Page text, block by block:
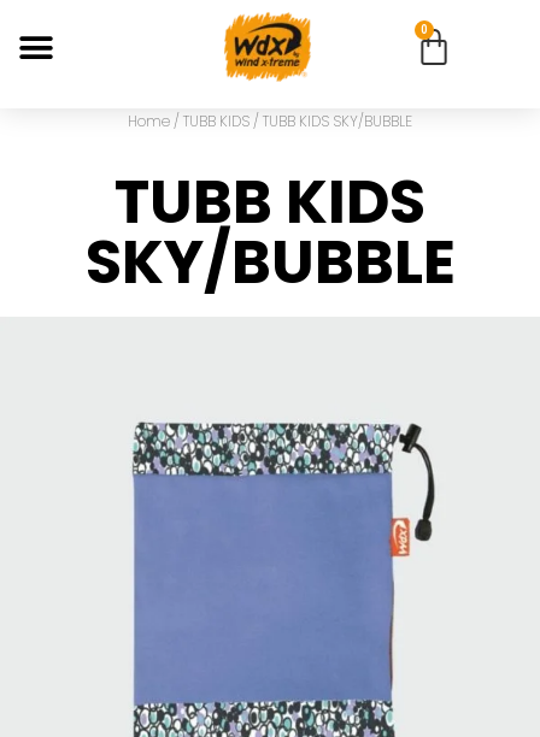
0
Home / TUBB KIDS / TUBB KIDS SKY/BUBBLE
TUBB KIDS
SKY/BUBBLE